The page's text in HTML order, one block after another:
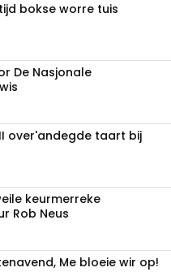
bokse worre tuis
De Nasjonale
over'andegde taart bij
keurmerreke
Rob Neus
Me bloeie wir op!